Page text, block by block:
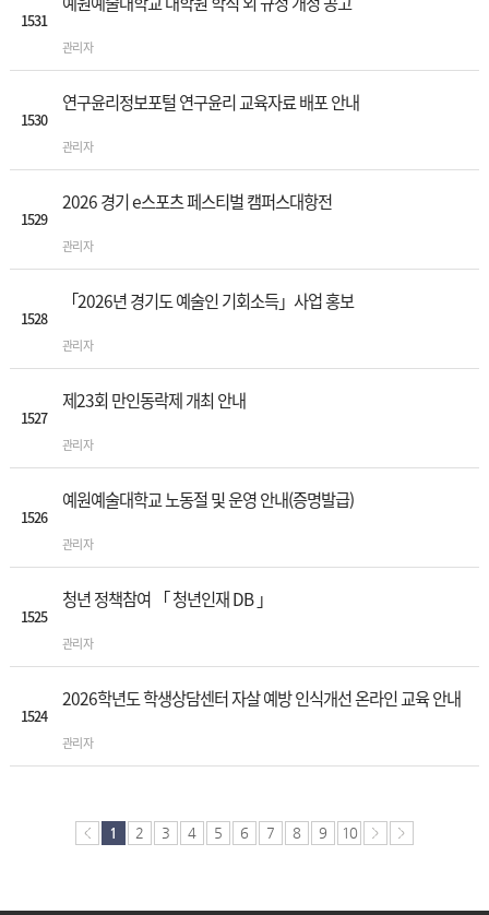
1531
관리자
1530
연구윤리정보포털 연구윤리 교육자료 배포 안내
관리자
1529
2026 경기 e스포츠 페스티벌 캠퍼스대항전
관리자
1528
「2026년 경기도 예술인 기회소득」사업 홍보
관리자
1527
제23회 만인동락제 개최 안내
관리자
1526
예원예술대학교 노동절 및 운영 안내(증명발급)
관리자
1525
청년 정책참여 「 청년인재 DB 」
관리자
1524
2026학년도 학생상담센터 자살 예방 인식개선 온라인 교육 안내
관리자
1 2 3 4 5 6 7 8 9 10